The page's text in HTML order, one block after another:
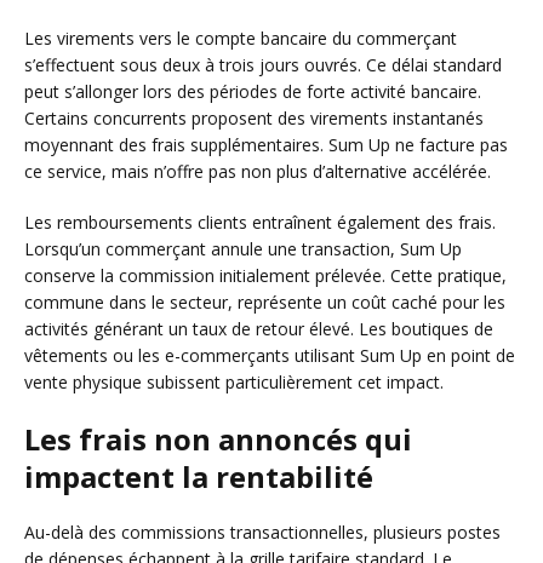
Les virements vers le compte bancaire du commerçant
s’effectuent sous deux à trois jours ouvrés. Ce délai standard
peut s’allonger lors des périodes de forte activité bancaire.
Certains concurrents proposent des virements instantanés
moyennant des frais supplémentaires. Sum Up ne facture pas
ce service, mais n’offre pas non plus d’alternative accélérée.
Les remboursements clients entraînent également des frais.
Lorsqu’un commerçant annule une transaction, Sum Up
conserve la commission initialement prélevée. Cette pratique,
commune dans le secteur, représente un coût caché pour les
activités générant un taux de retour élevé. Les boutiques de
vêtements ou les e-commerçants utilisant Sum Up en point de
vente physique subissent particulièrement cet impact.
Les frais non annoncés qui
impactent la rentabilité
Au-delà des commissions transactionnelles, plusieurs postes